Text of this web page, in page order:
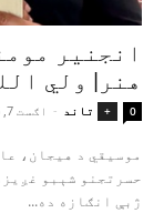
انجنیر
هنر| ولي
+ تاند - اګست 7, 2026 0
موسیقي د هیجان،
حسرتجنو شېبو
ژبې انګازه ده...